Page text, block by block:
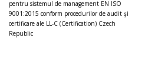
pentru sistemul de management EN ISO
9001:2015 conform procedurilor de audit şi
certificare ale LL-C (Certification) Czech
Republic